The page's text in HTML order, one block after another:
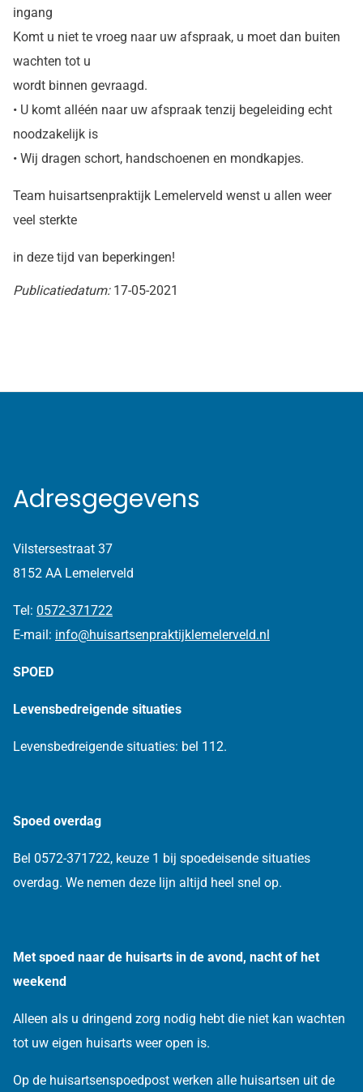
ingang
Komt u niet te vroeg naar uw afspraak, u moet dan buiten
wachten tot u
wordt binnen gevraagd.
• U komt alléén naar uw afspraak tenzij begeleiding echt
noodzakelijk is
• Wij dragen schort, handschoenen en mondkapjes.
Team huisartsenpraktijk Lemelerveld wenst u allen weer
veel sterkte
in deze tijd van beperkingen!
Publicatiedatum: 17-05-2021
Adresgegevens
Vilstersestraat 37
8152 AA Lemelerveld
Tel: 0572-371722
E-mail: info@huisartsenpraktijklemelerveld.nl
SPOED
Levensbedreigende situaties
Levensbedreigende situaties: bel 112.
Spoed overdag
Bel 0572-371722, keuze 1 bij spoedeisende situaties
overdag. We nemen deze lijn altijd heel snel op.
Met spoed naar de huisarts in de avond, nacht of het
weekend
Alleen als u dringend zorg nodig hebt die niet kan wachten
tot uw eigen huisarts weer open is.
Op de huisartsenspoedpost werken alle huisartsen uit de